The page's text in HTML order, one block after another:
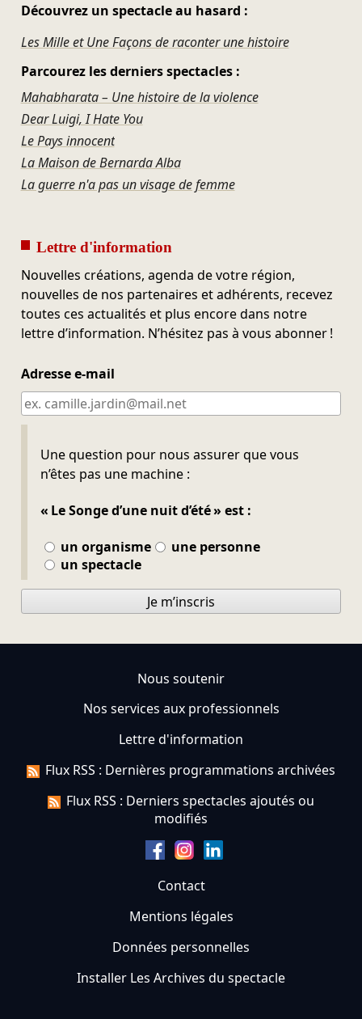
Découvrez un spectacle au hasard :
Les Mille et Une Façons de raconter une histoire
Parcourez les derniers spectacles :
Mahabharata – Une histoire de la violence
Dear Luigi, I Hate You
Le Pays innocent
La Maison de Bernarda Alba
La guerre n'a pas un visage de femme
Lettre d'information
Nouvelles créations, agenda de votre région,
nouvelles de nos partenaires et adhérents, recevez
toutes ces actualités et plus encore dans notre
lettre d’information. N’hésitez pas à vous abonner !
Adresse e-mail
Une question pour nous assurer que vous
n’êtes pas une machine :
« Le Songe d’une nuit d’été » est :
un organisme
une personne
un spectacle
Ne pas remplir
Je m’inscris
Nous soutenir
Nos services aux professionnels
Lettre d'information
Flux RSS : Dernières programmations archivées
Flux RSS : Derniers spectacles ajoutés ou
modifiés
Contact
Mentions légales
Données personnelles
Installer Les Archives du spectacle